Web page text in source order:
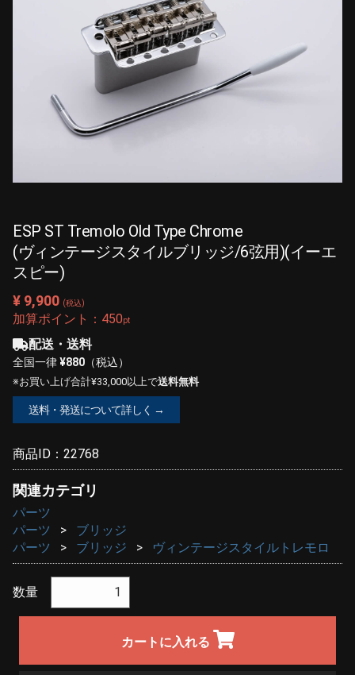
ESP ST Tremolo Old Type Chrome
(ヴィンテージスタイルブリッジ/6弦用)(イーエ
スピー)
¥ 9,900 (税込)
加算ポイント： 450pt
配送・送料
全国一律¥880 （税込）
※お買い上げ合計¥33,000以上で送料無料
送料・発送について詳しく →
商品ID： 22768
関連カテゴリ
パーツ
パーツ
ブリッジ
パーツ
ブリッジ ヴィンテージスタイルトレモロ
数量
カートに入れる